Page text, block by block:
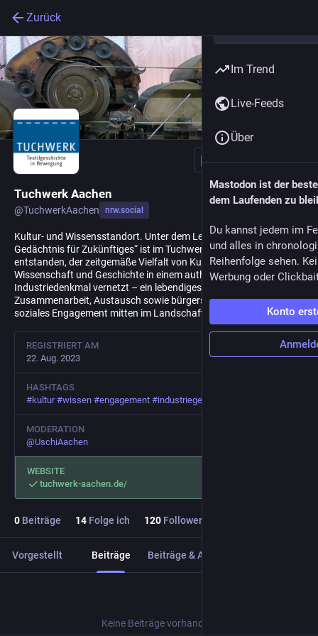
Zurück
Folgen
Tuchwerk Aachen
@TuchwerkAachen nrw.social
Kultur- und Wissensstandort. Unter dem Leitbild „Kulturelles
Gedächtnis für Zukünftiges“ ist im Tuchwerk Aachen ein Ort
entstanden, der zeitgemäße Vielfalt von Kunst und Kultur mit
Wissenschaft und Geschichte in einem authentischen
Industriedenkmal vernetzt – ein lebendiges Zentrum für
Zusammenarbeit, Austausch sowie bürgerschaftliches und
soziales Engagement mitten im Landschaftspark Soers.
REGISTRIERT AM
22. Aug. 2023
HASHTAGS
#kultur #wissen #engagement #industriegeschichte
MODERATION
@UschiAachen
WEBSITE
tuchwerk-aachen.de/
0 Beiträge 14 Folge ich 120 Follower
Vorgestellt Beiträge Beiträge & Antworten
Keine Beiträge vorhanden!
Im Trend
Live-Feeds
Über
Mastodon ist der
dem Laufenden zu
Du kannst jedem im
und alles in
Reihenfolge sehen.
Werbung oder
Konto